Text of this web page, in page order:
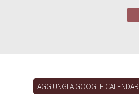
AGGIUNGI A GOOGLE CALENDAR